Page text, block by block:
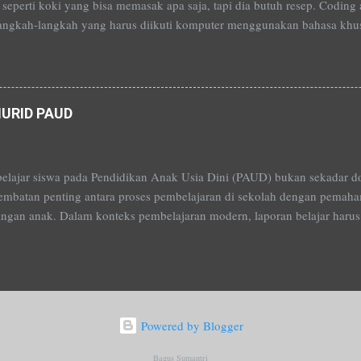
koki yang bisa memasak apa saja, tapi dia butuh resep.
langkah yang harus diikuti komputer menggunakan bahasa
PAUD
siswa pada Pendidikan Anak Usia Dini (PAUD) bukan sekadar
penting antara proses pembelajaran di sekolah dengan
anak. Dalam konteks pembelajaran modern, laporan belajar harus
semata. Mengacu pada panduan pembelajaran dan asesmen terbaru,
laporan tidak membandingkan anak satu dengan yang lain,
bagi guru maupun orang tua, dalam memahami kebutuhan dan
Powered by Blogger
Bagus Sumantri